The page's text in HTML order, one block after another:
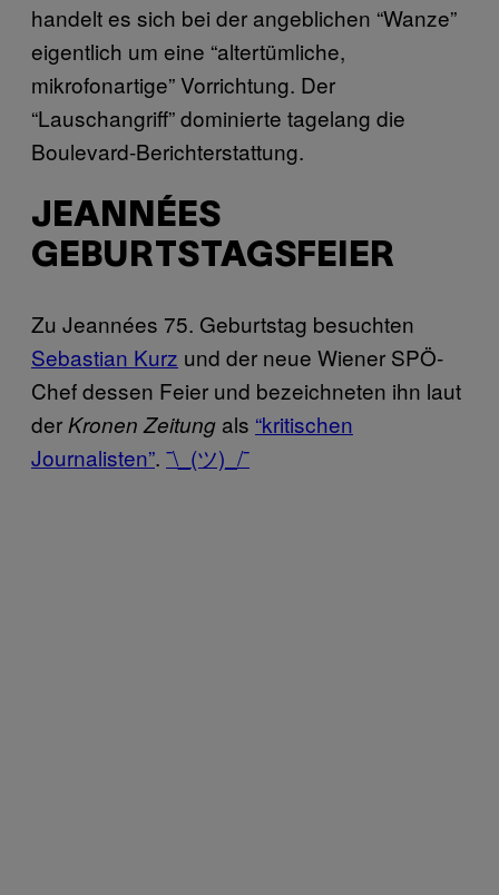
handelt es sich bei der angeblichen “Wanze”
eigentlich um eine “altertümliche,
mikrofonartige” Vorrichtung. Der
“Lauschangriff” dominierte tagelang die
Boulevard-Berichterstattung.
JEANNÉES
GEBURTSTAGSFEIER
Zu Jeannées 75. Geburtstag besuchten
Sebastian Kurz und der neue Wiener SPÖ-
Chef dessen Feier und bezeichneten ihn laut
der Kronen Zeitung als “kritischen
Journalisten”. ¯\_(ツ)_/¯